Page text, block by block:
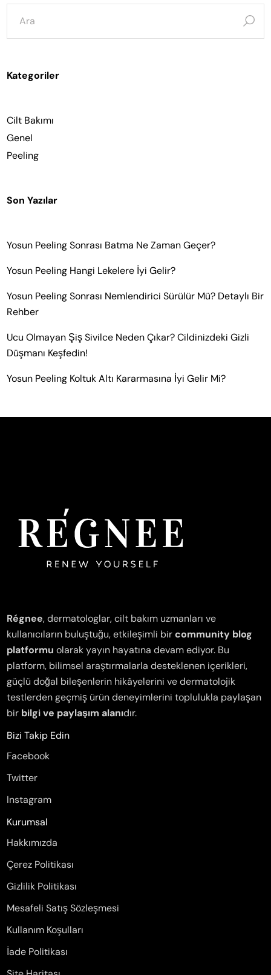
şunun
için
ara:
Kategoriler
Cilt Bakımı
Genel
Peeling
Son Yazılar
Yosun Peeling Sonrası Batma Ne Zaman Geçer?
Yosun Peeling Hangi Lekelere İyi Gelir?
Yosun Peeling Sonrası Nemlendirici Sürülür Mü? Detaylı Bir
Rehber
Ucu Olmayan Şiş Sivilce Neden Çıkar? Cildinizdeki Gizli
Düşmanı Keşfedin!
Yosun Peeling Koltuk Altı Kararmasına İyi Gelir Mi?
Régnee, dermatologlar, cilt bakım uzmanları ve
kullanıcıların buluştuğu, etkileşimli bircommunity blog
platformu olarak yayın hayatına devam ediyor. Bu
platform, bilimsel araştırmalarla desteklenen içerikleri,
güçlü doğal bileşenlerin hikâyelerini ve dermatolojik
testlerden geçmiş ürün deneyimlerini toplulukla paylaşan
bir bilgi ve paylaşım alanıdır.
Bizi Takip Edin
Facebook
Twitter
Instagram
Kurumsal
Hakkımızda
Çerez Politikası
Gizlilik Politikası
Mesafeli Satış Sözleşmesi
Kullanım Koşulları
İade Politikası